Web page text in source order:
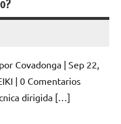
Covadonga | Sep 22,
| 0 Comentarios
dirigida […]